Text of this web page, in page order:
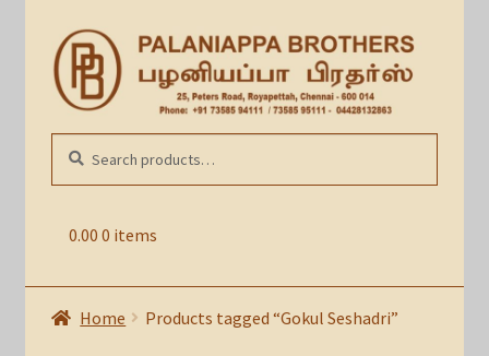
Skip
to
navigation
Skip
to
content
0.00 0 items
for:
Home Products tagged “Gokul Seshadri”